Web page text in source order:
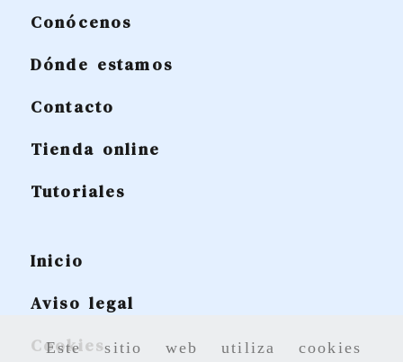
Este sitio web utiliza cookies
Conócenos
Dónde estamos
Contacto
Tienda online
Tutoriales
Inicio
Aviso legal
Cookies